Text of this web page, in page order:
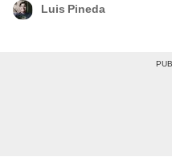
Luis Pineda